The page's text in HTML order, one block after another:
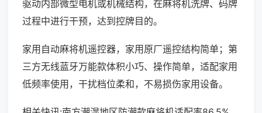
驱动内部微型电机或机械结构，在麻将机洗牌、码牌
过程中进行干预，达到控牌目的。
家用自动麻将机遥控器，家用原厂遥控结构简单；第
三方无线蓝牙万能款体积小巧、操作简单，适配家用
低频率使用，干扰档位柔和，不易损伤家用设备。